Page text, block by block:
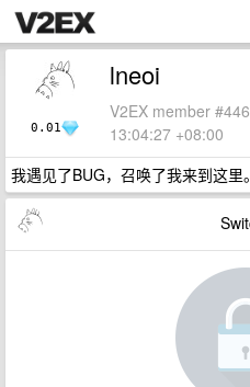
0.01
lneoi
V2EX member
13:04:27 +08:00
我遇见了BUG，召唤了我来到这